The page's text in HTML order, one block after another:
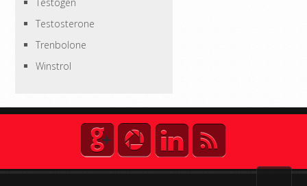
Testosterone
Trenbolone
Winstrol